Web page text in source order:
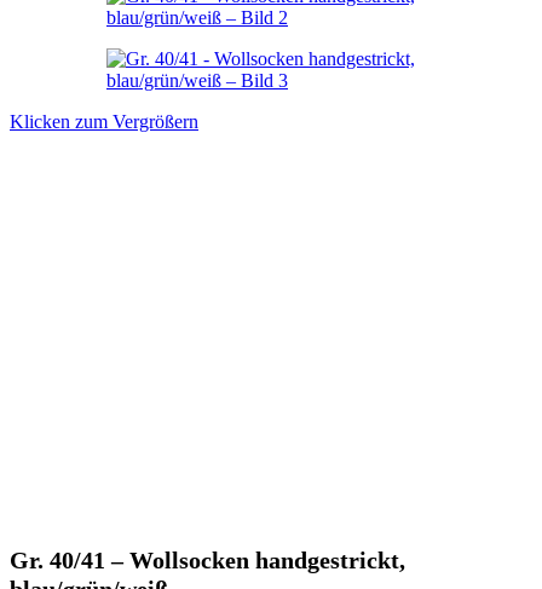
Klicken zum Vergrößern
Gr. 40/41 – Wollsocken handgestrickt,